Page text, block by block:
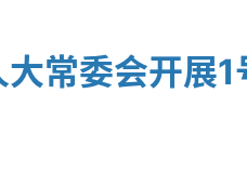
常委会开展1